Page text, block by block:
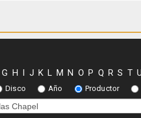
G H I J K L M N O P Q R S T
Disco Año Productor